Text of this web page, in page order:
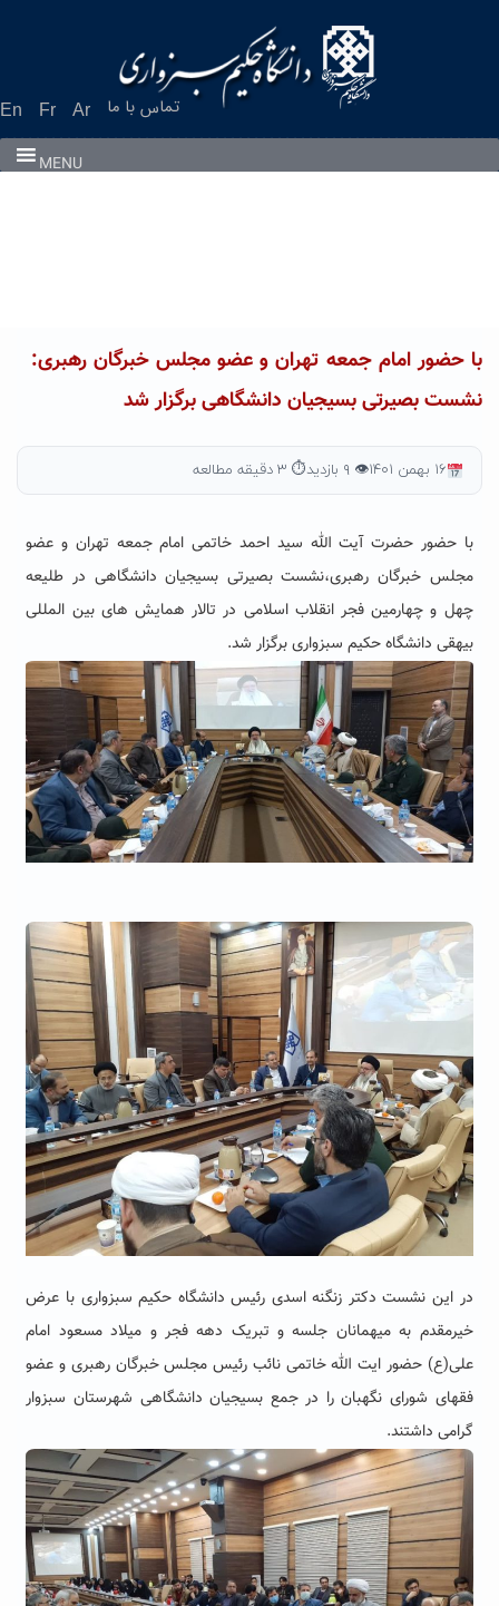
En Fr Ar تماس با ما
MENU
با حضور امام جمعه تهران و عضو مجلس خبرگان رهبری:
نشست بصیرتی بسیجیان دانشگاهی برگزار شد
۱۶ بهمن ۱۴۰۱ 👁 ۹ بازدید ⏱ ۳ دقیقه مطالعه
با حضور حضرت آیت الله سید احمد خاتمی امام جمعه تهران و عضو
مجلس خبرگان رهبری،نشست بصیرتی بسیجیان دانشگاهی در طلیعه
چهل و چهارمین فجر انقلاب اسلامی در تالار همایش های بین المللی
بیهقی دانشگاه حکیم سبزواری برگزار شد.
در این نشست دکتر زنگنه اسدی رئیس دانشگاه حکیم سبزواری با عرض
خیرمقدم به میهمانان جلسه و تبریک دهه فجر و میلاد مسعود امام
علی(ع) حضور ایت الله خاتمی نائب رئیس مجلس خبرگان رهبری و عضو
فقهای شورای نگهبان را در جمع بسیجیان دانشگاهی شهرستان سبزوار
گرامی داشتند.